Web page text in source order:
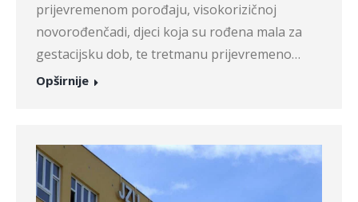
prijevremenom porođaju, visokorizičnoj
novorođenčadi, djeci koja su rođena mala za
gestacijsku dob, te tretmanu prijevremeno…
Opširnije